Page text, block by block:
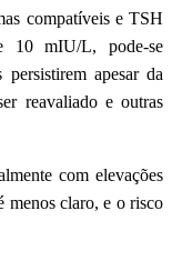
compatíveis e TSH
10 mIU/L, pode-se
persistirem apesar da
reavaliado e outras
com elevações
menos claro, e o risco